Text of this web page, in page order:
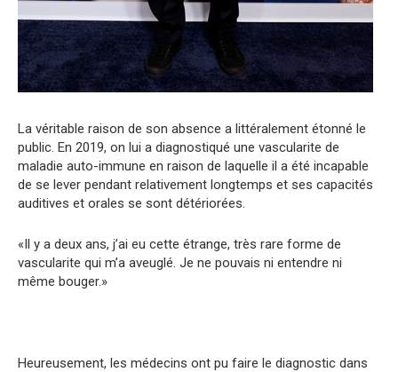
La véritable raison de son absence a littéralement étonné le
public. En 2019, on lui a diagnostiqué une vascularite de
maladie auto-immune en raison de laquelle il a été incapable
de se lever pendant relativement longtemps et ses capacités
auditives et orales se sont détériorées.
«Il y a deux ans, j’ai eu cette étrange, très rare forme de
vascularite qui m’a aveuglé. Je ne pouvais ni entendre ni
même bouger.»
Heureusement, les médecins ont pu faire le diagnostic dans